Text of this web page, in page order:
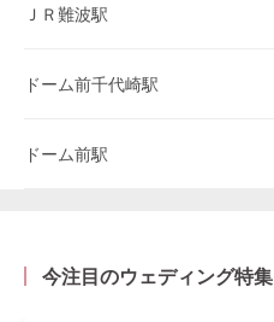
ＪＲ難波駅
ドーム前千代崎駅
ドーム前駅
今注目のウェディング特集